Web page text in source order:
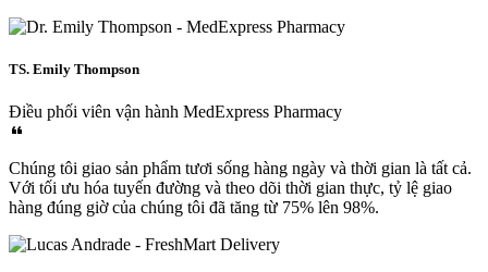
TS. Emily Thompson
Điều phối viên vận hành MedExpress Pharmacy
Chúng tôi giao sản phẩm tươi sống hàng ngày và thời gian là tất cả.
Với tối ưu hóa tuyến đường và theo dõi thời gian thực, tỷ lệ giao
hàng đúng giờ của chúng tôi đã tăng từ 75% lên 98%.